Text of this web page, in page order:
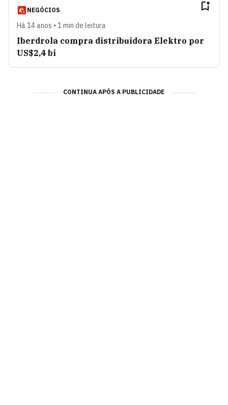
NEGÓCIOS
Há 14 anos • 1 min de leitura
Iberdrola compra distribuidora Elektro por
US$2,4 bi
CONTINUA APÓS A PUBLICIDADE